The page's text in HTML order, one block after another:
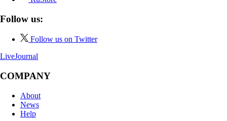
Follow us:
Follow us on Twitter
LiveJournal
COMPANY
About
News
Help